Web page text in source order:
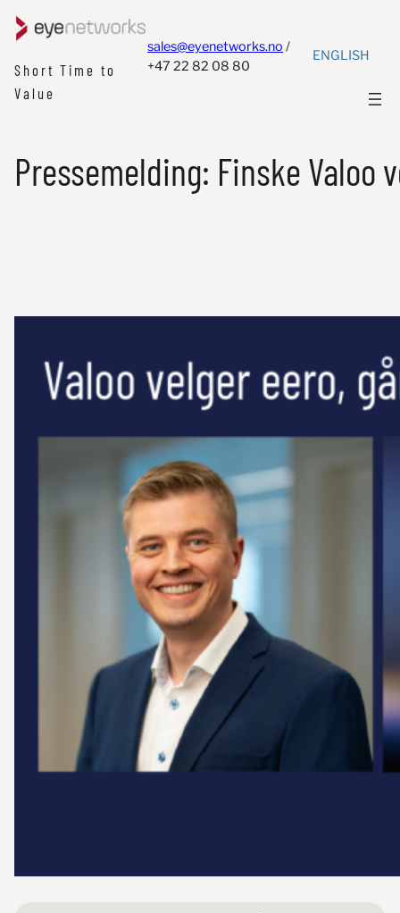
Short Time to
Value
sales@eyenetworks.no /
+47 22 82 08 80
ENGLISH
Pressemelding: Finske Valoo